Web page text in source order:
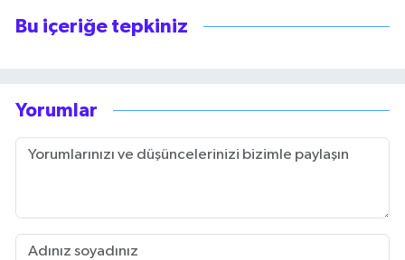
Bu içeriğe tepkiniz
Yorumlar